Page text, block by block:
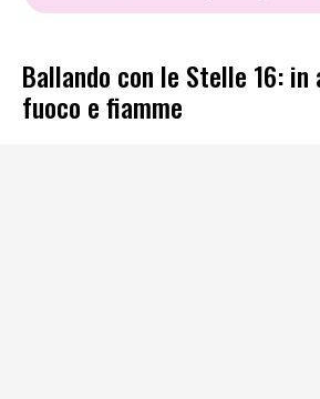
Ballando con le Stelle 16: in
fuoco e fiamme